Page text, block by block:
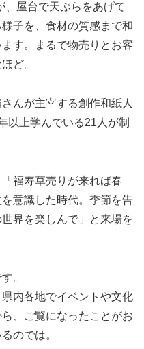
、屋台で天ぷらをあげて
子を、食材の質感まで和
す。まるで物売りとお客
ど。
んが主宰する創作和紙人
以上学んでいる21人が制
福寿草売りが来れば春
意識した時代。季節を告
界を楽しんで」と来場を
。
内各地でイベントや文化
、ご覧になったことがお
のでは。